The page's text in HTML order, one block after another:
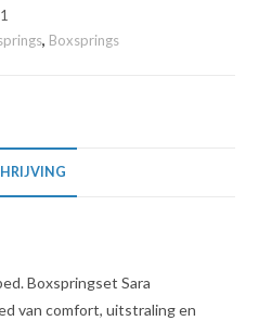
, Boxsprings
Boxspringset Sara
van comfort, uitstraling en